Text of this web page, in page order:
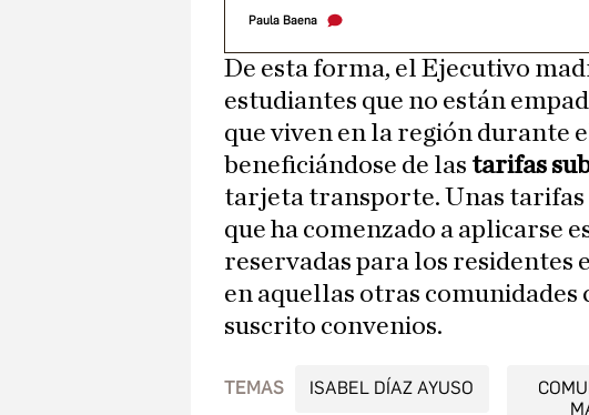
Paula Baena
De esta forma, el Ejecutivo
estudiantes que no están
que viven en la región durante
beneficiándose de las tarifas
tarjeta transporte. Unas tarifas
que ha comenzado a aplicarse
reservadas para los residentes
en aquellas otras comunidades
suscrito convenios.
TEMAS ISABEL DÍAZ AYUSO